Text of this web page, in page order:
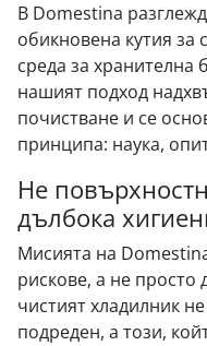
В Domestina
обикновена кутия за
среда за хранителна
нашият подход
почистване и се
принципа: наука,
Не
дълбока
Мисията на
рискове, а не просто
чистият хладилник
подреден, а този,